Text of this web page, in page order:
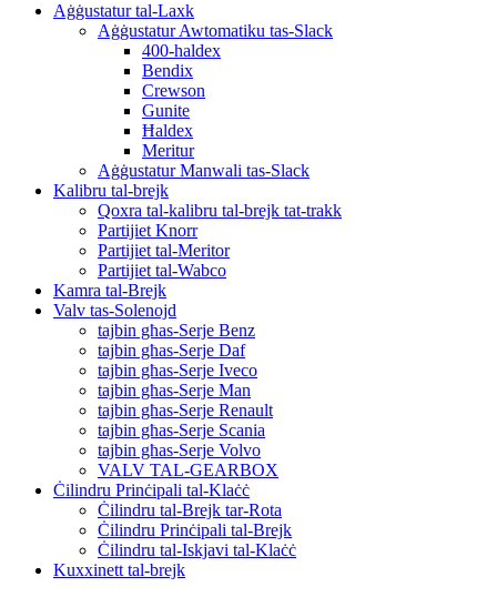
Aġġustatur tal-Laxk
Aġġustatur Awtomatiku tas-Slack
400-haldex
Bendix
Crewson
Gunite
Ħaldex
Meritur
Aġġustatur Manwali tas-Slack
Kalibru tal-brejk
Qoxra tal-kalibru tal-brejk tat-trakk
Partijiet Knorr
Partijiet tal-Meritor
Partijiet tal-Wabco
Kamra tal-Brejk
Valv tas-Solenojd
tajbin għas-Serje Benz
tajbin għas-Serje Daf
tajbin għas-Serje Iveco
tajbin għas-Serje Man
tajbin għas-Serje Renault
tajbin għas-Serje Scania
tajbin għas-Serje Volvo
VALV TAL-GEARBOX
Ċilindru Prinċipali tal-Klaċċ
Ċilindru tal-Brejk tar-Rota
Ċilindru Prinċipali tal-Brejk
Ċilindru tal-Iskjavi tal-Klaċċ
Kuxxinett tal-brejk